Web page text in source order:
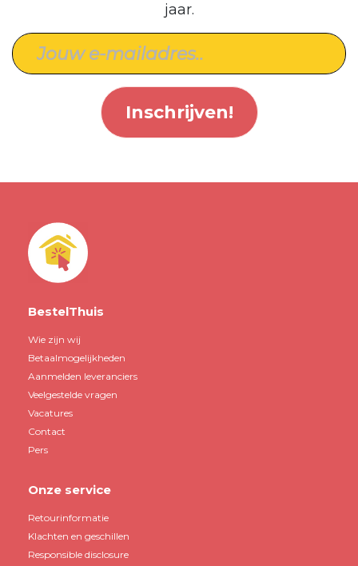
jaar.
Inschrijven!
BestelThuis
Wie zijn wij
Betaalmogelijkheden
Aanmelden leveranciers
Veelgestelde vragen
Vacatures
Contact
Pers
Onze service
Retourinformatie
Klachten en geschillen
Responsible disclosure